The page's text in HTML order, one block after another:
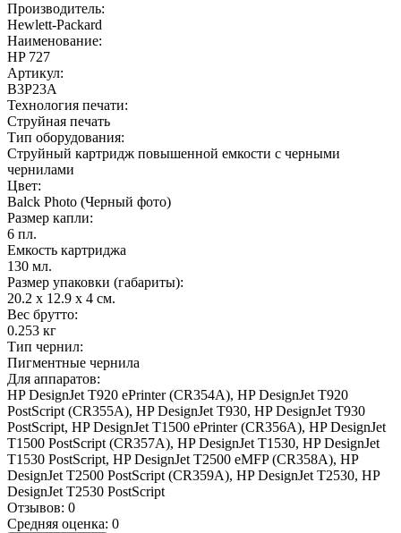
Производитель:
Hewlett-Packard
Наименование:
HP 727
Артикул:
B3P23A
Технология печати:
Струйная печать
Тип оборудования:
Струйный картридж повышенной емкости с черными
чернилами
Цвет:
Balck Photo (Черный фото)
Размер капли:
6 пл.
Емкость картриджа
130 мл.
Размер упаковки (габариты):
20.2 x 12.9 x 4 см.
Вес брутто:
0.253 кг
Тип чернил:
Пигментные чернила
Для аппаратов:
HP DesignJet T920 ePrinter (CR354A), HP DesignJet T920
PostScript (CR355A), HP DesignJet T930, HP DesignJet T930
PostScript, HP DesignJet T1500 ePrinter (CR356A), HP DesignJet
T1500 PostScript (CR357A), HP DesignJet T1530, HP DesignJet
T1530 PostScript, HP DesignJet T2500 eMFP (CR358A), HP
DesignJet T2500 PostScript (CR359A), HP DesignJet T2530, HP
DesignJet T2530 PostScript
Отзывов: 0
Средняя оценка: 0